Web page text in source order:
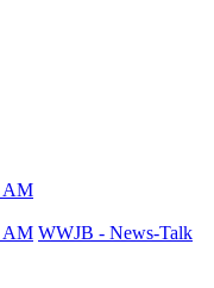
AM
AM WWJB - News-Talk